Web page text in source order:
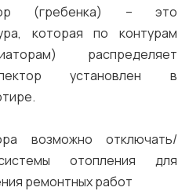
(гребенка) – это
которая по контурам
распределяет
установлен в
возможно отключать/
отопления для
ремонтных работ